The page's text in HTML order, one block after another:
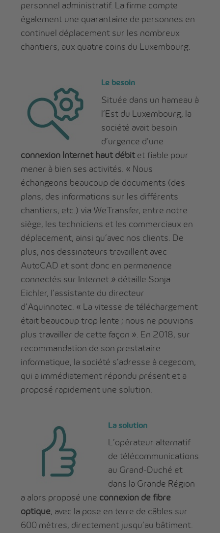
personnel administratif. La firme compte
également une quarantaine de personnes en
continuel déplacement sur les nombreux
chantiers, aux quatre coins du Luxembourg.
Le besoin
Située dans un hameau à
l’Est du Luxembourg, la
société avait besoin
d’urgence d’une
connexion Internet haut débit et fiable pour
mener à bien ses activités. « Nous
échangeons beaucoup de documents (des
plans, des informations sur les différents
chantiers, etc.) via WeTransfer, entre notre
siège, les techniciens et les commerciaux en
déplacement, ainsi qu’avec nos clients. De
plus, nos dessinateurs travaillent avec
AutoCAD et sont donc en permanence
connectés sur Internet » détaille Sonja
Eichler, l’assistante du directeur
d’Aquinnotec. « La vitesse de téléchargement
était beaucoup trop lente ; nous ne pouvions
plus travailler de cette façon ». En 2018, sur
recommandation de son prestataire
informatique, la société s’adresse à cegecom,
qui a immédiatement répondu présent et a
proposé rapidement une solution.
La solution
L’opérateur alternatif
de télécommunications
au Grand-Duché et
dans la Grande Région
a alors proposé une connexion de fibre
optique, avec la pose en terre de câbles sur
600 mètres, directement jusqu’au bâtiment.